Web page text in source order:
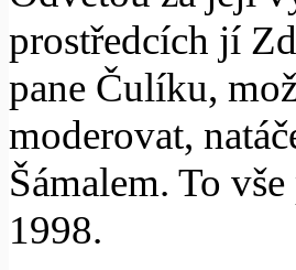
prostředcích jí
pane Čulíku,
moderovat,
Šámalem. To
1998.